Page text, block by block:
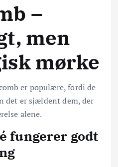
–
men
mørke
er populære, fordi de
det er sjældent dem, der
alene.
fungerer godt